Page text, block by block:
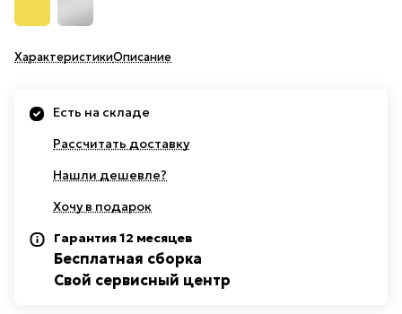
ХарактеристикиОписание
Есть на складе
Рассчитать доставку
Нашли дешевле?
Хочу в подарок
Гарантия 12 месяцев
Бесплатная сборка
Свой сервисный центр